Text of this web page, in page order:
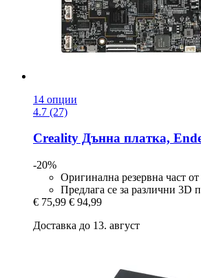
14 опции
4.7 (27)
Creality Дънна платка,
-20%
Оригинална резервна част
Предлага се за различни 3D
€ 75,99 € 94,99
Доставка до 13. август